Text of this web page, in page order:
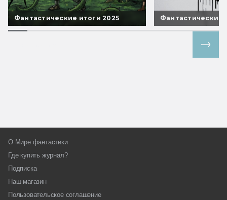
Фантастические итоги 2025 Фантастические
О Мире фантастики
Где купить журнал?
Подписка
Наш магазин
Пользовательское соглашение